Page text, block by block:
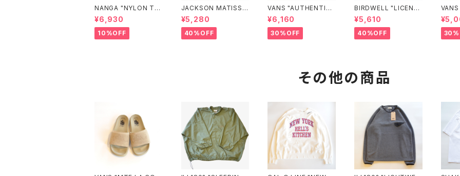
NANGA "NYLON TU
SSER SUNSHADE H
AT"
¥6,930
10%OFF
JACKSON MATISSE
"RUSSELL ATHLETI
C×JM Logo Tee"
¥5,280
40%OFF
VANS "AUTHENTIC
VR3 VN0005UDTB
D"
¥6,160
30%OFF
BIRDWELL "LICENSE
PLATE TEE"
¥5,610
40%OFF
その他の商品